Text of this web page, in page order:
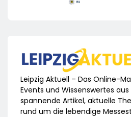
Leipzig Aktuell – Das Online-
Events und Wissenswertes aus
spannende Artikel, aktuelle
rund um die lebendige